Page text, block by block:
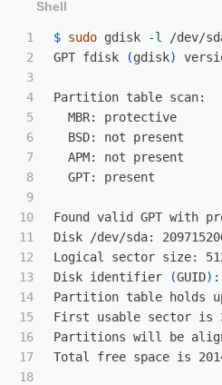
1
2
3
4
5
6
7
8
9
10
11
12
13
14
15
16
17
18
$ sudo gdisk -l
/dev/
GPT fdisk
(gdisk)
Partition table scan:
  MBR: protective
  BSD: not present
  APM: not present
  GPT: present
Found valid GPT with
Disk /dev/sda:
Logical sector size:
Disk identifier
(GUID) :
Partition table holds
First usable sector is
Partitions will be
Total free space is